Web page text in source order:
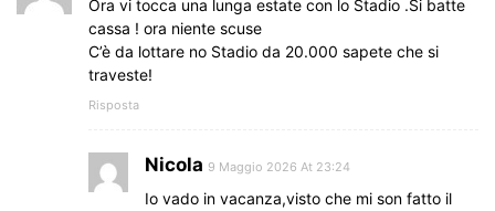
Ora vi tocca una lunga estate con lo Stadio .Si batte
cassa ! ora niente scuse
C’è da lottare no Stadio da 20.000 sapete che si
traveste!
Risposta
Nicola 9 Maggio 2026 At 23:24
Io vado in vacanza,visto che mi son fatto il